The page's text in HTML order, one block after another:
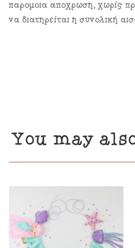
παρόμοια απόχρωση, χωρίς
να διατηρείται η συνολική
You may